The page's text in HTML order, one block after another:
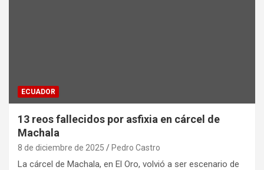
ECUADOR
13 reos fallecidos por asfixia en cárcel de
Machala
8 de diciembre de 2025 Pedro Castro
La cárcel de Machala, en El Oro, volvió a ser escenario de